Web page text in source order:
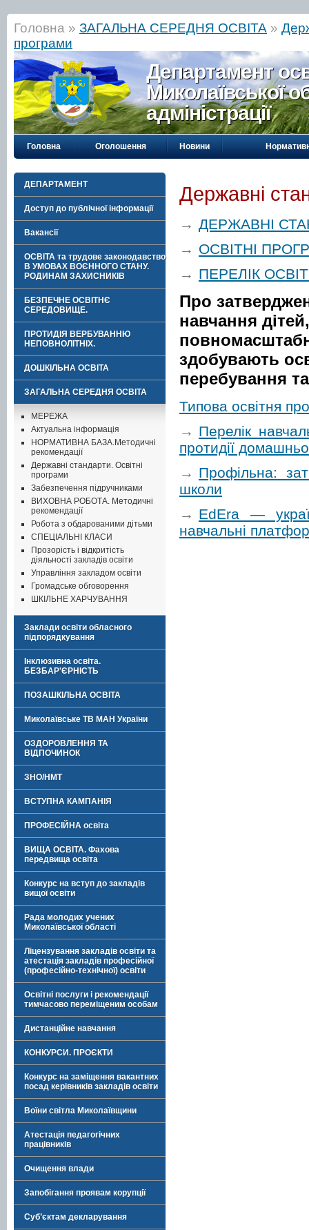
Головна » ЗАГАЛЬНА СЕРЕДНЯ ОСВІТА »
програми
Департамент
Миколаївської
адміністрації
Головна Оголошення Новини
ДЕПАРТАМЕНТ
Доступ до публічної інформації
Вакансії
ОСВІТА та трудове законодавство
В УМОВАХ ВОЄННОГО СТАНУ.
РОДИНАМ ЗАХИСНИКІВ
БЕЗПЕЧНЕ ОСВІТНЄ
СЕРЕДОВИЩЕ.
ПРОТИДІЯ ВЕРБУВАННЮ
НЕПОВНОЛІТНІХ.
ДОШКІЛЬНА ОСВІТА
ЗАГАЛЬНА СЕРЕДНЯ ОСВІТА
МЕРЕЖА
Актуальна інформація
НОРМАТИВНА БАЗА.Методичні
рекомендації
Державні стандарти. Освітні
програми
Забезпечення підручниками
ВИХОВНА РОБОТА. Методичні
рекомендації
Робота з обдарованими дітьми
СПЕЦІАЛЬНІ КЛАСИ
Прозорість і відкритість
діяльності закладів освіти
Управління закладом освіти
Громадське обговорення
ШКІЛЬНЕ ХАРЧУВАННЯ
Заклади освіти обласного
підпорядкування
Інклюзивна освіта.
БЕЗБАР'ЄРНІСТЬ
ПОЗАШКІЛЬНА ОСВІТА
Миколаївське ТВ МАН України
ОЗДОРОВЛЕННЯ ТА
ВІДПОЧИНОК
ЗНО/НМТ
ВСТУПНА КАМПАНІЯ
ПРОФЕСІЙНА освіта
ВИЩА ОСВІТА. Фахова
передвища освіта
Конкурс на вступ до закладів
вищої освіти
Рада молодих учених
Миколаївської області
Ліцензування закладів освіти та
атестація закладів професійної
(професійно-технічної) освіти
Освітні послуги і рекомендації
тимчасово переміщеним особам
Дистанційне навчання
КОНКУРСИ. ПРОЄКТИ
Конкурс на заміщення вакантних
посад керівників закладів освіти
Воїни світла Миколаївщини
Атестація педагогічних
працівників
Очищення влади
Запобігання проявам корупції
Суб’єктам декларування
Державні
→ ДЕРЖАВНІ
→ ОСВІТНІ
→ ПЕРЕЛІК
Про
навчання
здобувають
перебування
Типова освітня
→ Перелік
протидії
→ Профільна:
школи
→ EdEra —
навчальні